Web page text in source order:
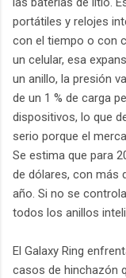
portátiles y relojes
con el tiempo o con
un celular, esa
un anillo, la presión
de un 1 % de carga
dispositivos, lo que
serio porque el
Se estima que para
de dólares, con más
año. Si no se
todos los anillos
El Galaxy Ring
casos de hinchazón